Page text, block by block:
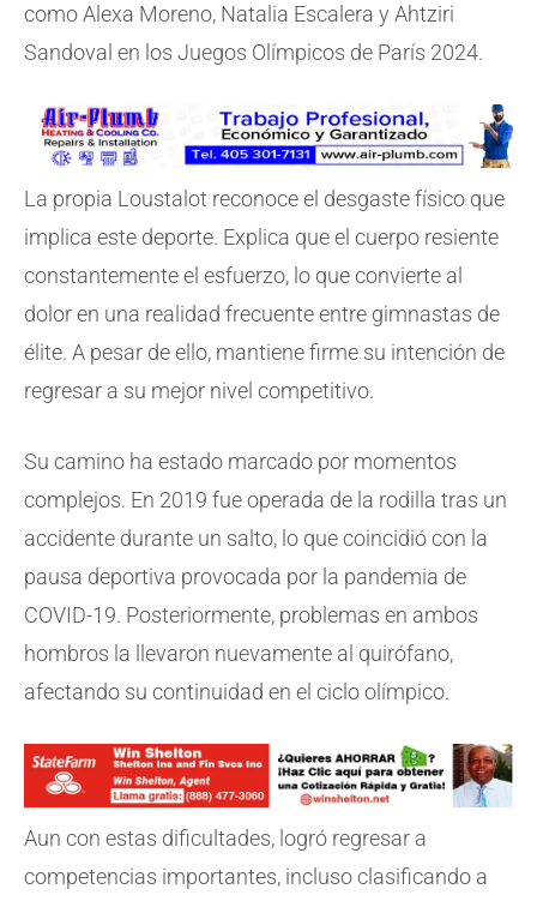
como Alexa Moreno, Natalia Escalera y Ahtziri
Sandoval en los Juegos Olímpicos de París 2024.
La propia Loustalot reconoce el desgaste físico que
implica este deporte. Explica que el cuerpo resiente
constantemente el esfuerzo, lo que convierte al
dolor en una realidad frecuente entre gimnastas de
élite. A pesar de ello, mantiene firme su intención de
regresar a su mejor nivel competitivo.
Su camino ha estado marcado por momentos
complejos. En 2019 fue operada de la rodilla tras un
accidente durante un salto, lo que coincidió con la
pausa deportiva provocada por la pandemia de
COVID-19. Posteriormente, problemas en ambos
hombros la llevaron nuevamente al quirófano,
afectando su continuidad en el ciclo olímpico.
Aun con estas dificultades, logró regresar a
competencias importantes, incluso clasificando a